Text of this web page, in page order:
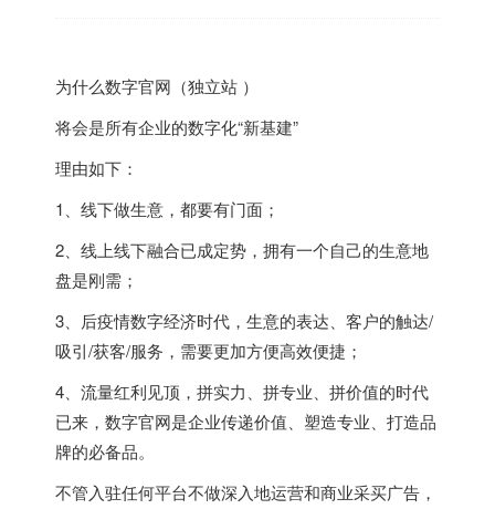
为什么数字官网（独立站 ）
将会是所有企业的数字化“新基建”
理由如下：
1、线下做生意，都要有门面；
2、线上线下融合已成定势，拥有一个自己的生意地
盘是刚需；
3、后疫情数字经济时代，生意的表达、客户的触达/
吸引/获客/服务，需要更加方便高效便捷；
4、流量红利见顶，拼实力、拼专业、拼价值的时代
已来，数字官网是企业传递价值、塑造专业、打造品
牌的必备品。
不管入驻任何平台不做深入地运营和商业采买广告，